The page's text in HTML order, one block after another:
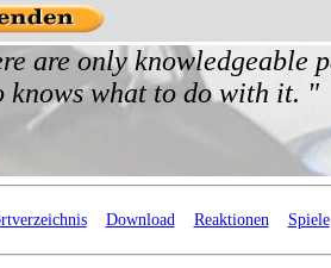
Download Reaktionen Spiele